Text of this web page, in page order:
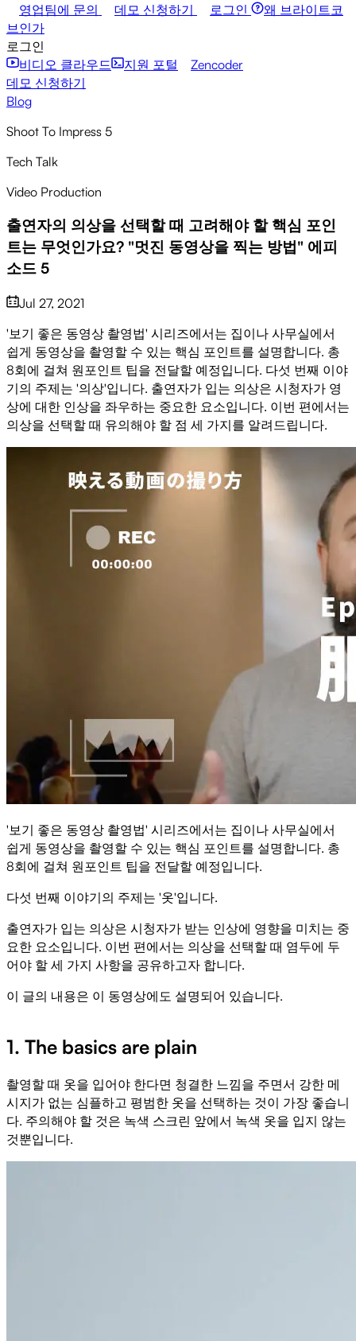
영업팀에 문의 데모 신청하기 로그인
왜 브라이트코
브인가
로그인
비디오 클라우드
지원 포털
Zencoder
데모 신청하기
Blog
Shoot To Impress 5
Tech Talk
Video Production
출연자의 의상을 선택할 때 고려해야 할 핵심 포인
트는 무엇인가요? "멋진 동영상을 찍는 방법" 에피
소드 5
Jul 27, 2021
'보기 좋은 동영상 촬영법' 시리즈에서는 집이나 사무실에서
쉽게 동영상을 촬영할 수 있는 핵심 포인트를 설명합니다. 총
8회에 걸쳐 원포인트 팁을 전달할 예정입니다. 다섯 번째 이야
기의 주제는 '의상'입니다. 출연자가 입는 의상은 시청자가 영
상에 대한 인상을 좌우하는 중요한 요소입니다. 이번 편에서는
의상을 선택할 때 유의해야 할 점 세 가지를 알려드립니다.
'보기 좋은 동영상 촬영법' 시리즈에서는 집이나 사무실에서
쉽게 동영상을 촬영할 수 있는 핵심 포인트를 설명합니다. 총
8회에 걸쳐 원포인트 팁을 전달할 예정입니다.
다섯 번째 이야기의 주제는 '옷'입니다.
출연자가 입는 의상은 시청자가 받는 인상에 영향을 미치는 중
요한 요소입니다. 이번 편에서는 의상을 선택할 때 염두에 두
어야 할 세 가지 사항을 공유하고자 합니다.
이 글의 내용은 이 동영상에도 설명되어 있습니다.
is
modal
window.
The Video Cloud video was not found.
Error Code:VIDEO_CLOUD_ERR_VIDEO_NOT_FOUND
Session ID:
2026-08-09:46542bb26e6079079438a177
Player Element ID:vjs_video_3
1. The basics are plain
촬영할 때 옷을 입어야 한다면 청결한 느낌을 주면서 강한 메
시지가 없는 심플하고 평범한 옷을 선택하는 것이 가장 좋습니
다. 주의해야 할 것은 녹색 스크린 앞에서 녹색 옷을 입지 않는
것뿐입니다.